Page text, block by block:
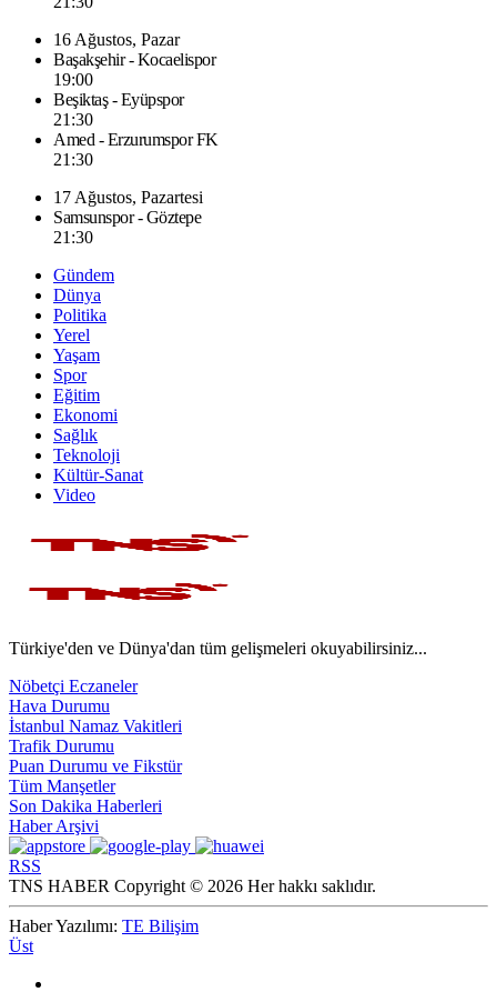
16 Ağustos, Pazar
Başakşehir - Kocaelispor
19:00
Beşiktaş - Eyüpspor
21:30
Amed - Erzurumspor FK
21:30
17 Ağustos, Pazartesi
Samsunspor - Göztepe
21:30
Gündem
Dünya
Politika
Yerel
Yaşam
Spor
Eğitim
Ekonomi
Sağlık
Teknoloji
Kültür-Sanat
Video
Türkiye'den ve Dünya'dan tüm gelişmeleri okuyabilirsiniz...
Nöbetçi Eczaneler
Hava Durumu
İstanbul Namaz Vakitleri
Trafik Durumu
Puan Durumu ve Fikstür
Tüm Manşetler
Son Dakika Haberleri
Haber Arşivi
RSS
TNS HABER Copyright © 2026 Her hakkı saklıdır.
Haber Yazılımı: TE Bilişim
Üst